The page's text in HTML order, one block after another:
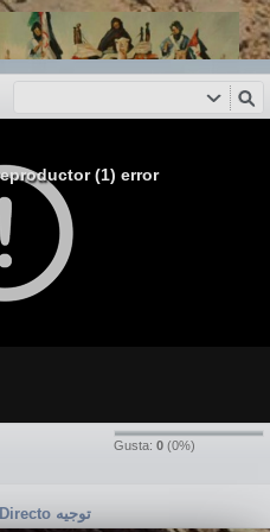
(1) error
Gusta: 0 (0%)
Directo توجيه